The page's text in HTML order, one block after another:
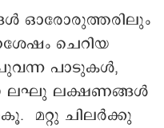
ഒാരോരുത്തരിലും
ചെറിയ
പാടുകൾ,
ലഘു ലക്ഷണങ്ങൾ
മറ്റു ചിലർക്കു